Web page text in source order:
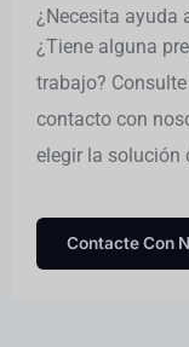
¿Necesita ayuda
¿Tiene alguna
trabajo?
contacto con
elegir la solución
Contacte Con